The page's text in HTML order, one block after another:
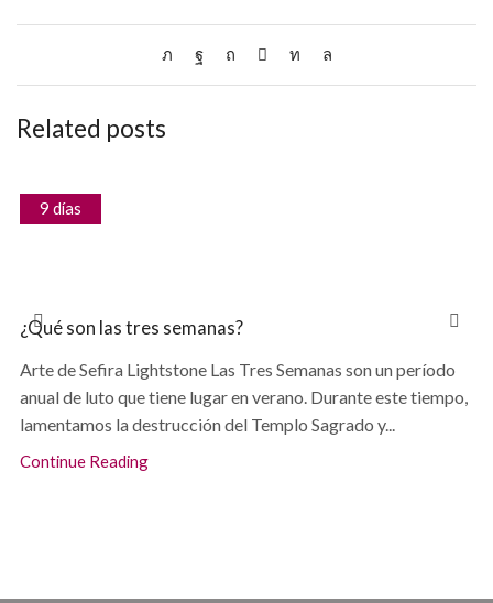
Related posts
9 días
¿Qué son las tres semanas?
Arte de Sefira Lightstone Las Tres Semanas son un período
anual de luto que tiene lugar en verano. Durante este tiempo,
lamentamos la destrucción del Templo Sagrado y...
Continue Reading